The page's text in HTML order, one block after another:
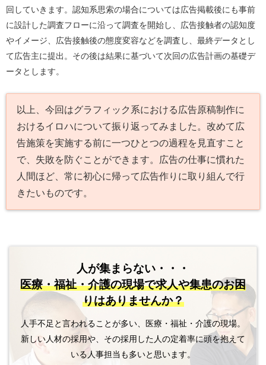
回していきます。認知系思索の場合については広告掲載後にも事前
に設計した調査フローに沿って調査を開始し、広告接触者の認知度
やイメージ、広告接触後の態度変容などを調査し、最終データとし
て広告主に提出。その後は結果に基づいて次回の広告計画の基礎デ
ータとします。
以上、今回はグラフィック系における広告原稿制作に
おけるイロハについて振り返ってみました。改めて広
告施策を実施する前に一つひとつの過程を見直すこと
で、失敗を防ぐことができます。広告の仕事に慣れた
人間ほど、常に初心に帰って広告作りに取り組んで行
きたいものです。
人が集まらない・・・
医療・福祉・介護の現場で求人や集患のお困
りはありませんか？
人手不足と言われることが多い、医療・福祉・介護の現場。
新しい人材の採用や、その採用した人の定着率に頭を抱えて
いる人事担当も多いと思います。